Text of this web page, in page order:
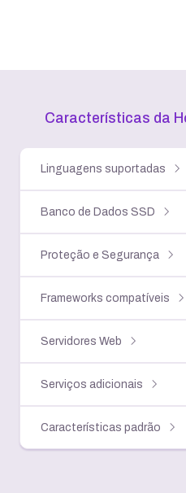
Características da
Linguagens suportadas
Banco de Dados SSD
Proteção e Segurança
Frameworks compatíveis
Servidores Web
Serviços adicionais
Características padrão